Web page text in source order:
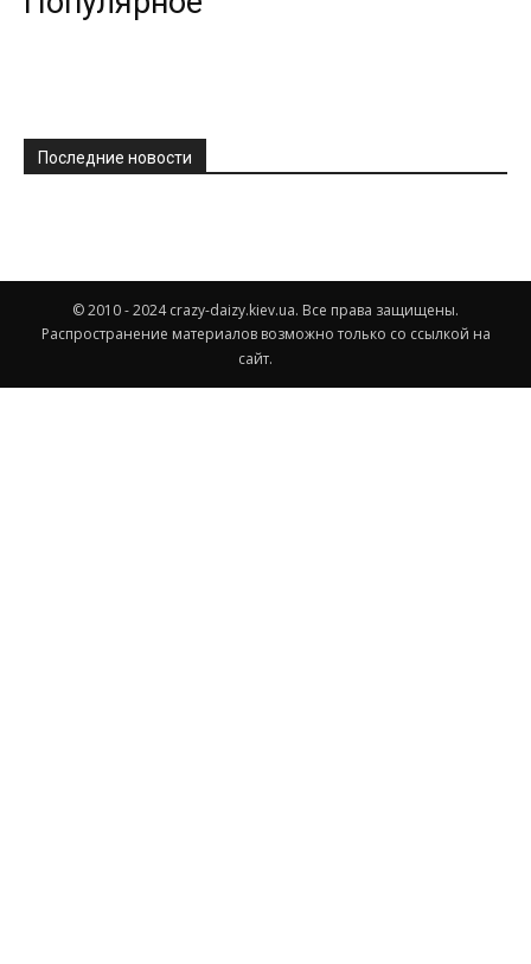
Последние новости
© 2010 - 2024 crazy-daizy.kiev.ua. Все права защищены.
Распространение материалов возможно только со ссылкой на
сайт.